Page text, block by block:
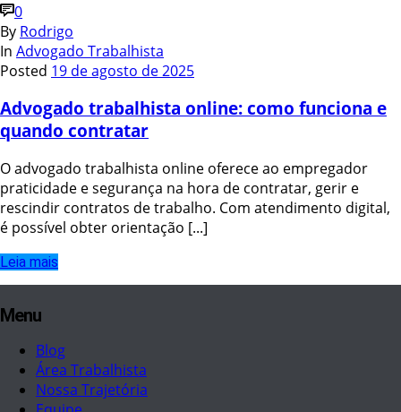
0
By Rodrigo
In Advogado Trabalhista
Posted 19 de agosto de 2025
Advogado trabalhista online: como funciona e
quando contratar
O advogado trabalhista online oferece ao empregador
praticidade e segurança na hora de contratar, gerir e
rescindir contratos de trabalho. Com atendimento digital,
é possível obter orientação [...]
Leia mais
Menu
Blog
Área Trabalhista
Nossa Trajetória